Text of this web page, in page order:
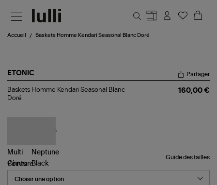
Accueil Baskets Homme Kendari Seasonal Blanc Doré
ETONIC
Baskets
Homme
Partager
Baskets Homme Kendari Seasonal Blanc
Doré
160,00 €
Guide des tailles
Pointure